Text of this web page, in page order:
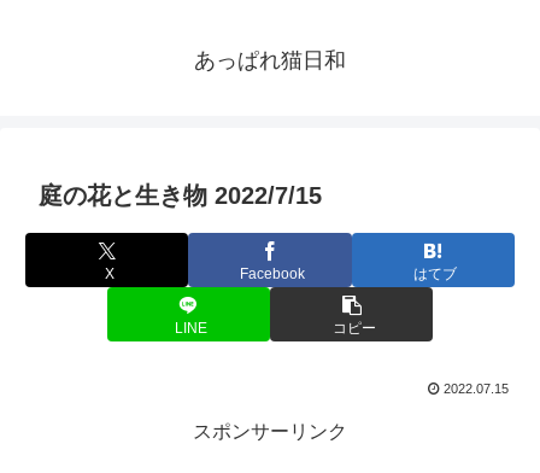
あっぱれ猫日和
庭の花と生き物 2022/7/15
X Facebook はてブ
LINE コピー
2022.07.15
スポンサーリンク